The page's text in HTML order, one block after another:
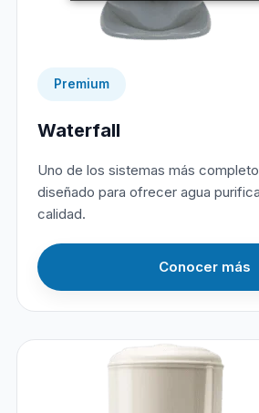
Premium
Waterfall
Uno de los sistemas más
diseñado para ofrecer agua
calidad.
Conocer más